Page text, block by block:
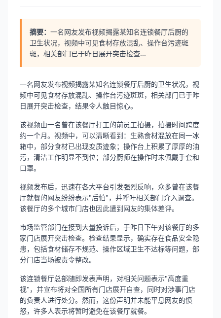
摘要： 一名网友发布视频揭露某知名连锁餐厅后厨的
卫生状况，视频中可见食材存放混乱、操作台污迹斑
斑，相关部门已于昨日展开突击检查...
一名网友发布视频揭露某知名连锁餐厅后厨的卫生状况，视
频中可见食材存放混乱、操作台污迹斑斑，相关部门已于昨
日展开突击检查，结果令人触目惊心。
该视频由一名曾在该餐厅打工的前员工拍摄，拍摄时间跨度
约一个月。视频中，可以清晰看到：生熟食材混放在同一冰
箱中，部分食材已出现变质迹象；操作台上积累了厚厚的油
污，清洁工作明显不到位；部分厨师在操作时未佩戴手套和
口罩。
视频发布后，迅速在各大平台引发强烈反响，众多曾在该餐
厅就餐的网友纷纷表示"后怕"，并呼吁相关部门介入调查。
该餐厅的多个城市门店也因此遭到网友的集体差评。
市场监管部门在接到大量投诉后，于昨日下午对该餐厅的多
家门店展开突击检查。检查结果显示，确实存在食品安全隐
患，包括食材储存不规范、操作区域卫生不达标等问题，部
分门店当场被责令整改。
该连锁餐厅总部随即发表声明，对相关问题表示"高度重
视"，并宣布将对全国所有门店展开自查，同时对涉事门店
的负责人进行处分。然而，这份声明并未能平息网友的愤
怒，许多人表示将暂时避免在该餐厅就餐。